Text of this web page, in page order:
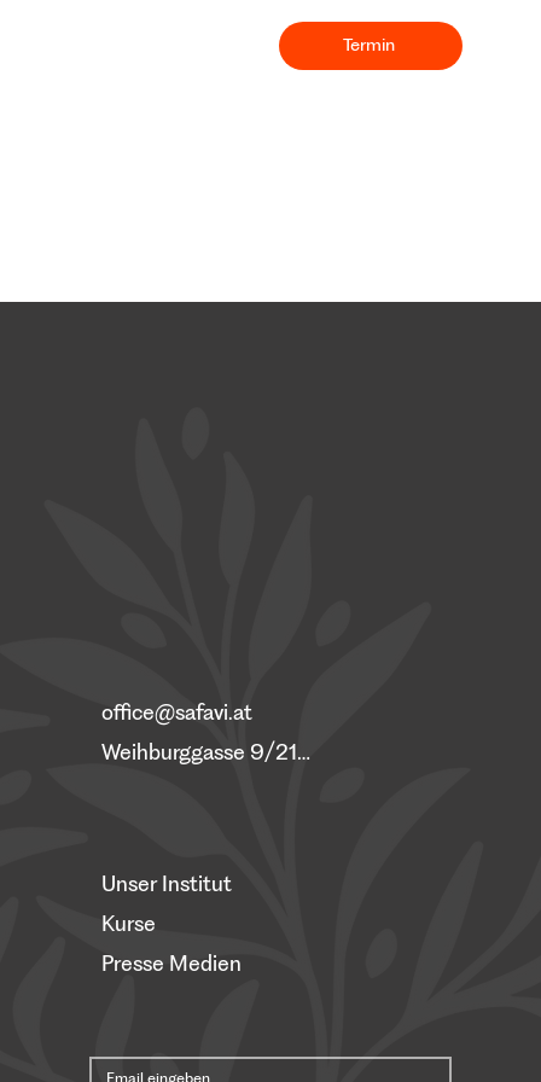
Termin
Unser Institut
Kurse
Presse Medien
office@safavi.at
Weihburggasse 9/21, 1010 Wien